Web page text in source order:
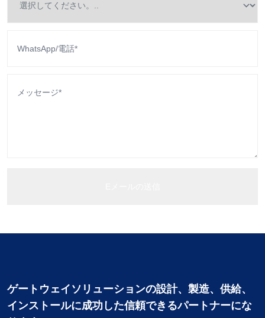
ゲートウェイソリューションの設計、製造、供給、
インストールに成功した信頼できるパートナーにな